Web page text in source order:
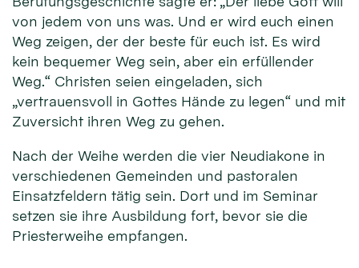
von jedem von uns was. Und er wird euch einen
Weg zeigen, der der beste für euch ist. Es wird
kein bequemer Weg sein, aber ein erfüllender
Weg.“ Christen seien eingeladen, sich
„vertrauensvoll in Gottes Hände zu legen“ und mit
Zuversicht ihren Weg zu gehen.
Nach der Weihe werden die vier Neudiakone in
verschiedenen Gemeinden und pastoralen
Einsatzfeldern tätig sein. Dort und im Seminar
setzen sie ihre Ausbildung fort, bevor sie die
Priesterweihe empfangen.